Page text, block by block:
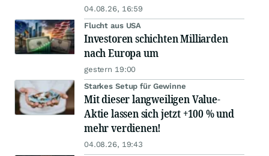
04.08.26, 16:59
Flucht aus USA
Investoren schichten Milliarden
nach Europa um
gestern 19:00
Starkes Setup für Gewinne
Mit dieser langweiligen Value-
Aktie lassen sich jetzt +100 % und
mehr verdienen!
04.08.26, 19:43